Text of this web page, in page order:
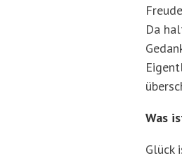
Da
Was
Glück